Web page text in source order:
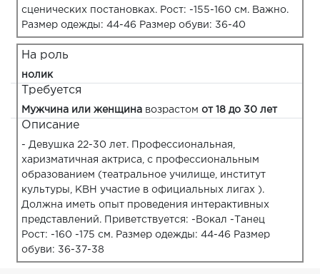
сценических постановках. Рост: -155-160 см. Важно.
Размер одежды: 44-46 Размер обуви: 36-40
На роль
нолик
Требуется
Мужчина или женщина возрастом от 18 до 30 лет
Описание
- Девушка 22-30 лет. Профессиональная,
харизматичная актриса, с профессиональным
образованием (театральное училище, институт
культуры, КВН участие в официальных лигах ).
Должна иметь опыт проведения интерактивных
представлений. Приветствуется: -Вокал -Танец
Рост: -160 -175 см. Размер одежды: 44-46 Размер
обуви: 36-37-38